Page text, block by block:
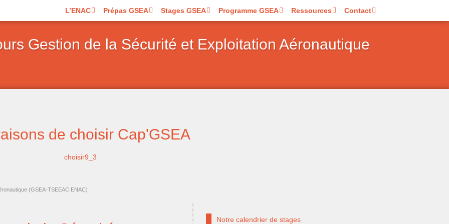
L’ENAC Prépas GSEA Stages GSEA Programme GSEA Ressources Contact
Gestion de la Sécurité et Exploitation Aéronautique
de choisir Cap'GSEA
(GSEA-TSEEAC ENAC)
Notre calendrier de stages